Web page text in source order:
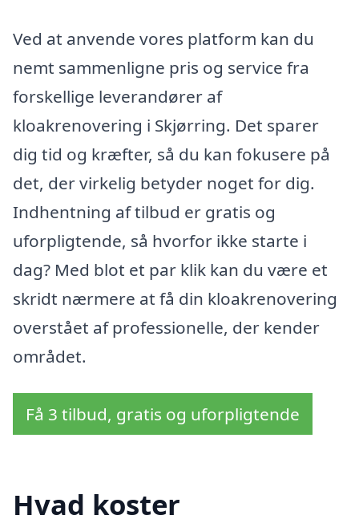
Ved at anvende vores platform kan du
nemt sammenligne pris og service fra
forskellige leverandører af
kloakrenovering i Skjørring. Det sparer
dig tid og kræfter, så du kan fokusere på
det, der virkelig betyder noget for dig.
Indhentning af tilbud er gratis og
uforpligtende, så hvorfor ikke starte i
dag? Med blot et par klik kan du være et
skridt nærmere at få din kloakrenovering
overstået af professionelle, der kender
området.
Få 3 tilbud, gratis og uforpligtende
Hvad koster